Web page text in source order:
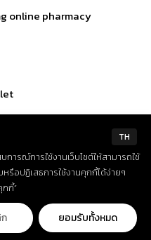
online pharmacy
2mg
TH
การณ์การใช้งานเว็บไซต์ให้สามารถใช้
อปฏิเสธการใช้งานคุกกี้ได้ง่ายๆ
กกี้”
ยอมรับทั้งหมด